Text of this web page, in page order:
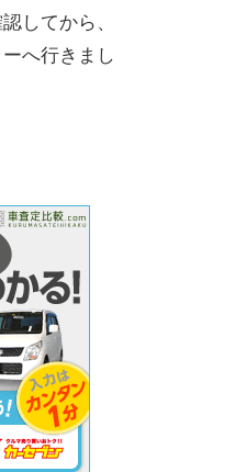
してから、
へ行きまし